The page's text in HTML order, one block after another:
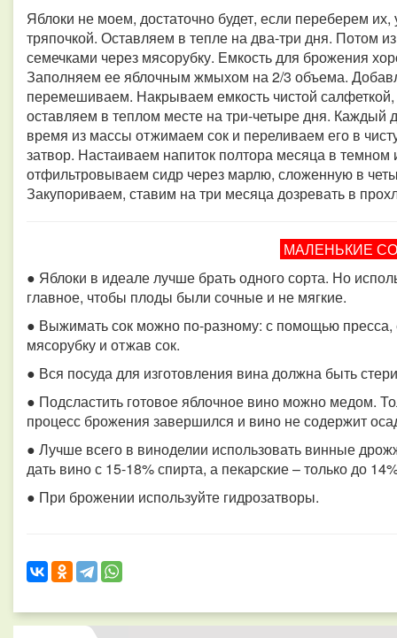
Яблоки не моем, достаточно будет, если переберем
тряпочкой. Оставляем в тепле на два-три дня. Потом
семечками через мясорубку. Емкость для брожения
Заполняем ее яблочным жмыхом на 2/3 объема.
перемешиваем. Накрываем емкость чистой
оставляем в теплом месте на три-четыре дня.
время из массы отжимаем сок и переливаем его в
затвор. Настаиваем напиток полтора месяца в
отфильтровываем сидр через марлю, сложенную в
Закупориваем, ставим на три месяца дозревать в
МАЛЕНЬКИЕ
● Яблоки в идеале лучше брать одного сорта. Но
главное, чтобы плоды были сочные и не мягкие.
● Выжимать сок можно по-разному: с помощью пресса,
мясорубку и отжав сок.
● Вся посуда для изготовления вина должна быть
● Подсластить готовое яблочное вино можно медом.
процесс брожения завершился и вино не содержит
● Лучше всего в виноделии использовать винные
дать вино с 15-18% спирта, а пекарские – только до
● При брожении используйте гидрозатворы.